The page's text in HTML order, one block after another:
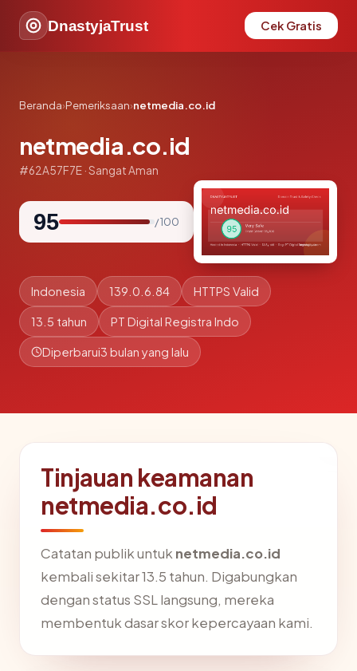
DnastyjaTrust Cek Gratis
Beranda›Pemeriksaan›netmedia.co.id
netmedia.co.id
#62A57F7E · Sangat Aman
95 / 100
Indonesia 139.0.6.84 HTTPS Valid
13.5 tahun PT Digital Registra Indo
Diperbarui3 bulan yang lalu
Tinjauan keamanan
netmedia.co.id
Catatan publik untuk netmedia.co.id
kembali sekitar 13.5 tahun. Digabungkan
dengan status SSL langsung, mereka
membentuk dasar skor kepercayaan kami.